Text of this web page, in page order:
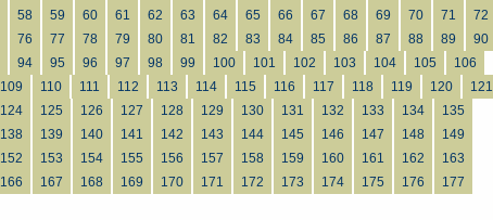
58 59 60 61 62 63 64 65 66 67 68 69 70 71
72
76 77 78 79 80 81 82 83 84 85 86 87 88 89
90
94 95 96 97 98 99 100 101 102 103 104 105
106
109 110 111 112 113 114 115 116 117 118 119 120
121
124 125 126 127 128 129 130 131 132 133 134
135
138 139 140 141 142 143 144 145 146 147 148
149
152 153 154 155 156 157 158 159 160 161 162
163
166 167 168 169 170 171 172 173 174 175 176
177